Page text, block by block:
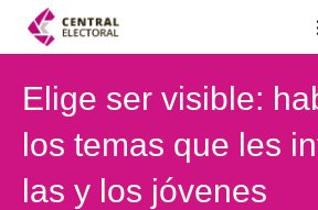
Elige ser visible:
los temas que les
las y los jóvenes